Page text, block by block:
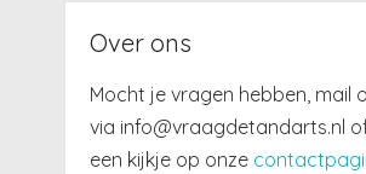
Over ons
Mocht je vragen hebben, mail
via info@vraagdetandarts.nl
een kijkje op onze